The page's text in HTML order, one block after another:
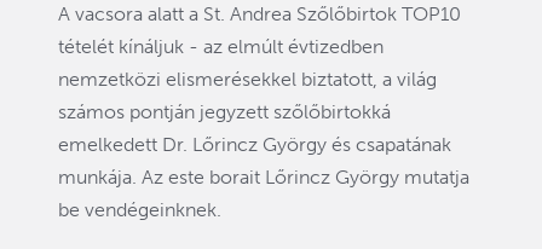
A vacsora alatt a St. Andrea Szőlőbirtok TOP10
tételét kínáljuk - az elmúlt évtizedben
nemzetközi elismerésekkel biztatott, a világ
számos pontján jegyzett szőlőbirtokká
emelkedett Dr. Lőrincz György és csapatának
munkája. Az este borait Lőrincz György mutatja
be vendégeinknek.